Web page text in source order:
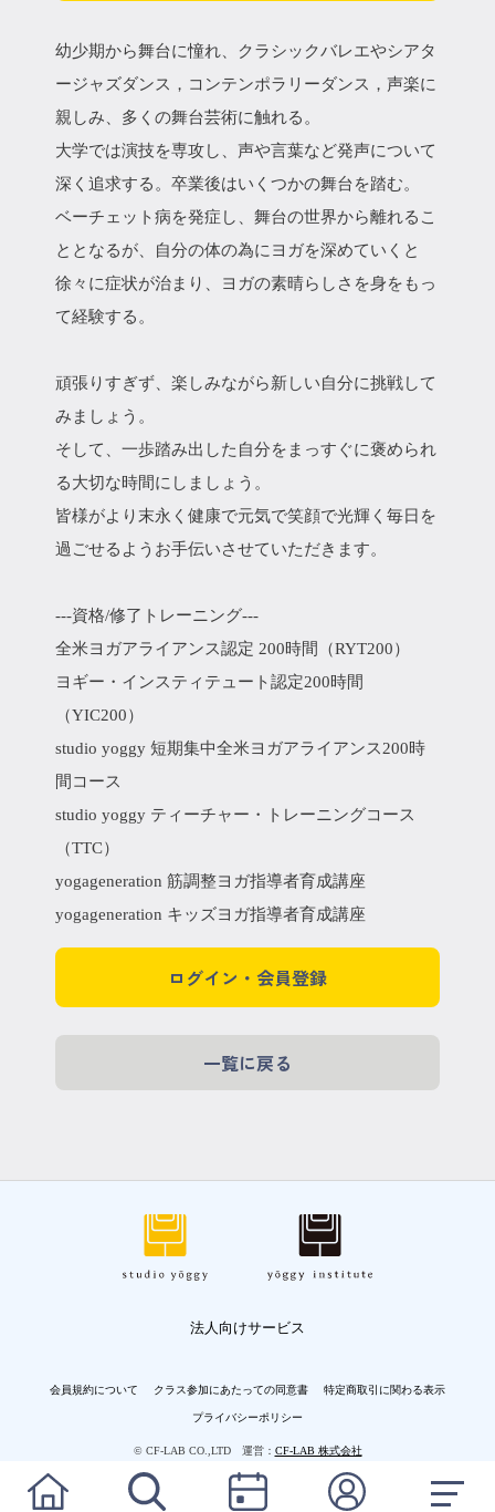
幼少期から舞台に憧れ、クラシックバレエやシアタ
ージャズダンス，コンテンポラリーダンス，声楽に
親しみ、多くの舞台芸術に触れる。
大学では演技を専攻し、声や言葉など発声について
深く追求する。卒業後はいくつかの舞台を踏む。
ベーチェット病を発症し、舞台の世界から離れるこ
ととなるが、自分の体の為にヨガを深めていくと
徐々に症状が治まり、ヨガの素晴らしさを身をもっ
て経験する。
頑張りすぎず、楽しみながら新しい自分に挑戦して
みましょう。
そして、一歩踏み出した自分をまっすぐに褒められ
る大切な時間にしましょう。
皆様がより末永く健康で元気で笑顔で光輝く毎日を
過ごせるようお手伝いさせていただきます。
---資格/修了トレーニング---
全米ヨガアライアンス認定 200時間（RYT200）
ヨギー・インスティテュート認定200時間
（YIC200）
studio yoggy 短期集中全米ヨガアライアンス200時
間コース
studio yoggy ティーチャー・トレーニングコース
（TTC）
yogageneration 筋調整ヨガ指導者育成講座
yogageneration キッズヨガ指導者育成講座
ログイン・会員登録
一覧に戻る
法人向けサービス
会員規約について クラス参加にあたっての同意書 特定商取引に関わる表示
プライバシーポリシー
© CF-LAB CO.,LTD 運営： CF-LAB 株式会社